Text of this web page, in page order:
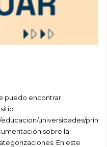
puedo encontrar
universidades/prin
sobre la
En este